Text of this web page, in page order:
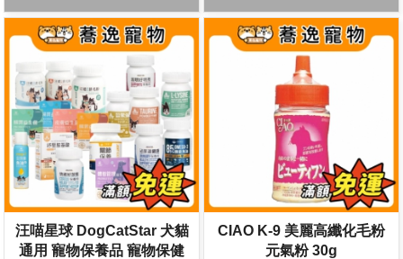
汪喵星球 DogCatStar 犬貓
通用 寵物保養品 寵物保健
CIAO K-9 美麗高纖化毛粉
元氣粉 30g